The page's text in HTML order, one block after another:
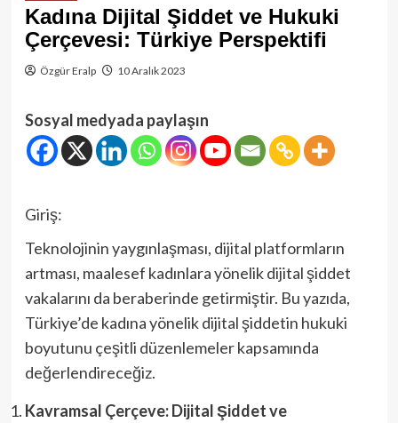
Kadına Dijital Şiddet ve Hukuki
Çerçevesi: Türkiye Perspektifi
Özgür Eralp 10 Aralık 2023
Sosyal medyada paylaşın
Giriş:
Teknolojinin yaygınlaşması, dijital platformların
artması, maalesef kadınlara yönelik dijital şiddet
vakalarını da beraberinde getirmiştir. Bu yazıda,
Türkiye’de kadına yönelik dijital şiddetin hukuki
boyutunu çeşitli düzenlemeler kapsamında
değerlendireceğiz.
Kavramsal Çerçeve: Dijital Şiddet ve